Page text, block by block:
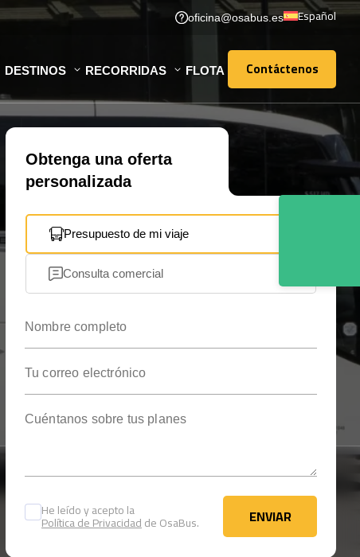
oficina@osabus.es Español
DESTINOS RECORRIDAS FLOTA Contáctenos
Contáctenos
Obtenga una oferta
personalizada
Presupuesto de mi viaje
Consulta comercial
He leído y acepto la
Política de Privacidadde OsaBus. ENVIAR
ENVIAR